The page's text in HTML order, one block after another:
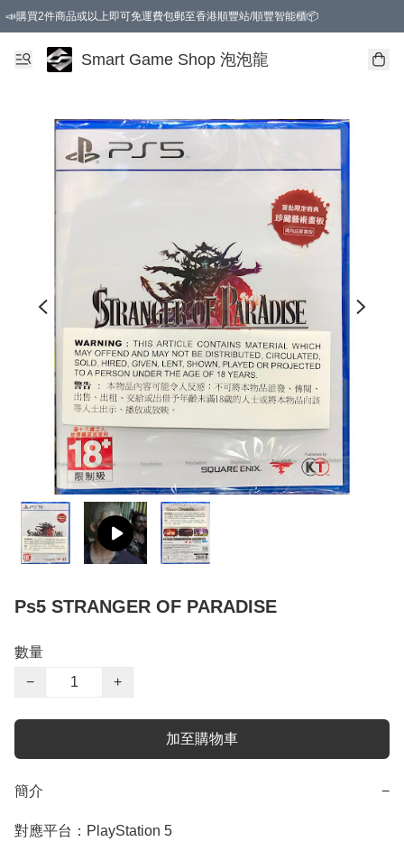
📣購買2件商品或以上即可免運費包郵至香港順豐站/順豐智能櫃📦
Smart Game Shop 泡泡龍
Ps5 STRANGER OF PARADISE
數量
−
+
加至購物車
簡介 −
對應平台：PlayStation 5